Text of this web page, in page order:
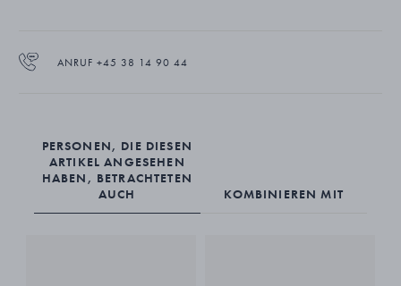
verleiht.
ANRUF +45 38 14 90 44
PERSONEN, DIE DIESEN
ARTIKEL ANGESEHEN
HABEN, BETRACHTETEN
AUCH
KOMBINIEREN MIT